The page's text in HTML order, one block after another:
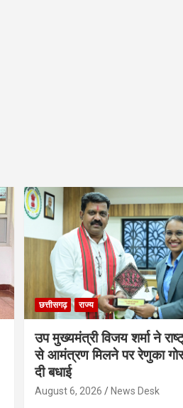
छत्तीसगढ़ राज्य
उप मुख्यमंत्री विजय शर्मा ने
से आमंत्रण मिलने पर रेणुका
दी बधाई
August 6, 2026 News Desk